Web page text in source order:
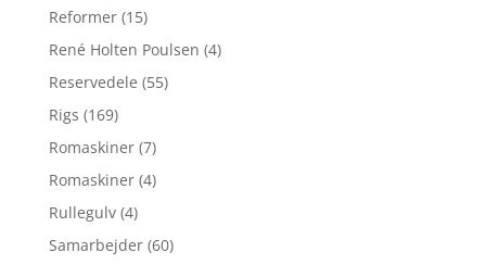
Reformer (15)
René Holten Poulsen (4)
Reservedele (55)
Rigs (169)
Romaskiner (7)
Romaskiner (4)
Rullegulv (4)
Samarbejder (60)